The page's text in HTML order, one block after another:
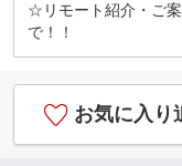
☆リモート紹介・ご
で！！
お気に入り